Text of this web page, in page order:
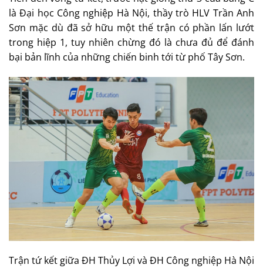
là Đại học Công nghiệp Hà Nội, thầy trò HLV Trần Anh
Sơn mặc dù đã sở hữu một thế trận có phần lấn lướt
trong hiệp 1, tuy nhiên chừng đó là chưa đủ để đánh
bại bản lĩnh của những chiến binh tới từ phố Tây Sơn.
Trận tứ kết giữa ĐH Thủy Lợi và ĐH Công nghiệp Hà Nội